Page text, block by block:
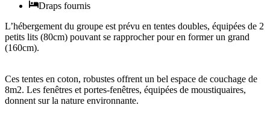
Draps fournis
L’hébergement du groupe est prévu en tentes doubles, équipées de 2
petits lits (80cm) pouvant se rapprocher pour en former un grand
(160cm).
Ces tentes en coton, robustes offrent un bel espace de couchage de
8m2. Les fenêtres et portes-fenêtres, équipées de moustiquaires,
donnent sur la nature environnante.